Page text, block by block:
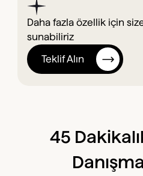
Daha fazla özellik için
sunabiliriz
Teklif Alın
45